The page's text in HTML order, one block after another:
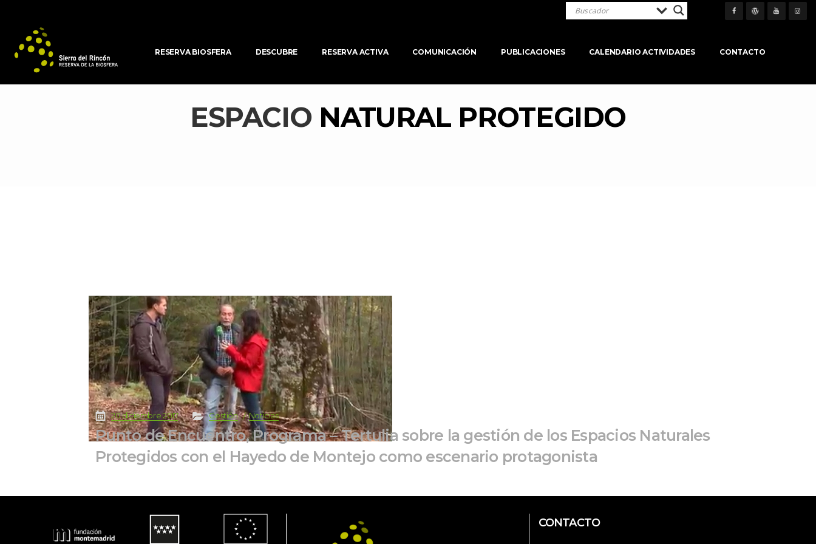
RESERVA BIOSFERA DESCUBRE RESERVA ACTIVA COMUNICACIÓN PUBLICACIONES CALENDARIO ACTIVIDADES CONTACTO
ESPACIO NATURAL PROTEGIDO
20 diciembre 2017 Gestión Noticia
Punto de Encuentro, Programa – Tertulia sobre la gestión de los Espacios Naturales
Protegidos con el Hayedo de Montejo como escenario protagonista
CONTACTO